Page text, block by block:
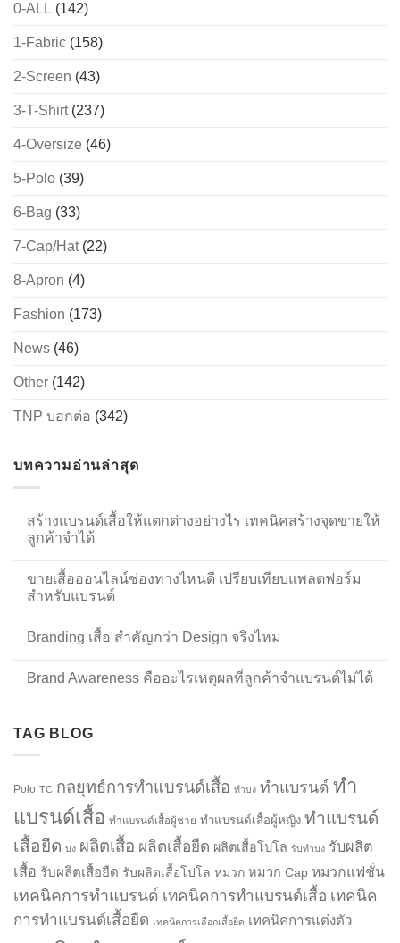
0-ALL (142)
1-Fabric (158)
2-Screen (43)
3-T-Shirt(237)
4-Oversize (46)
5-Polo (39)
6-Bag (33)
7-Cap/Hat(22)
8-Apron (4)
Fashion (173)
News (46)
Other (142)
TNP บอกต่อ (342)
บทความอ่านล่าสุด
สร้างแบรนด์เสื้อให้แตกต่างอย่างไร เทคนิคสร้างจุดขายให้
ลูกค้าจำได้
ขายเสื้อออนไลน์ช่องทางไหนดี เปรียบเทียบแพลตฟอร์ม
สำหรับแบรนด์
Branding เสื้อ สำคัญกว่า Design จริงไหม
Brand Awareness คืออะไรเหตุผลที่ลูกค้าจำแบรนด์ไม่ได้
TAG BLOG
Polo TC กลยุทธ์การทำแบรนด์เสื้อ ทำบง ทำแบรนด์ ทำ
แบรนด์เสื้อ ทำแบรนด์เสื้อผู้ชาย ทำแบรนด์เสื้อผู้หญิง ทำแบรนด์
เสื้อยืด บง ผลิตเสื้อ ผลิตเสื้อยืด ผลิตเสื้อโปโล รับทำบง รับผลิต
เสื้อ รับผลิตเสื้อยืด รับผลิตเสื้อโปโล หมวก หมวก Cap หมวกแฟชั่น
เทคนิคการทำแบรนด์ เทคนิคการทำแบรนด์เสื้อ เทคนิค
การทำแบรนด์เสื้อยืด เทคนิคการเลือกเสื้อยืด เทคนิคการแต่งตัว